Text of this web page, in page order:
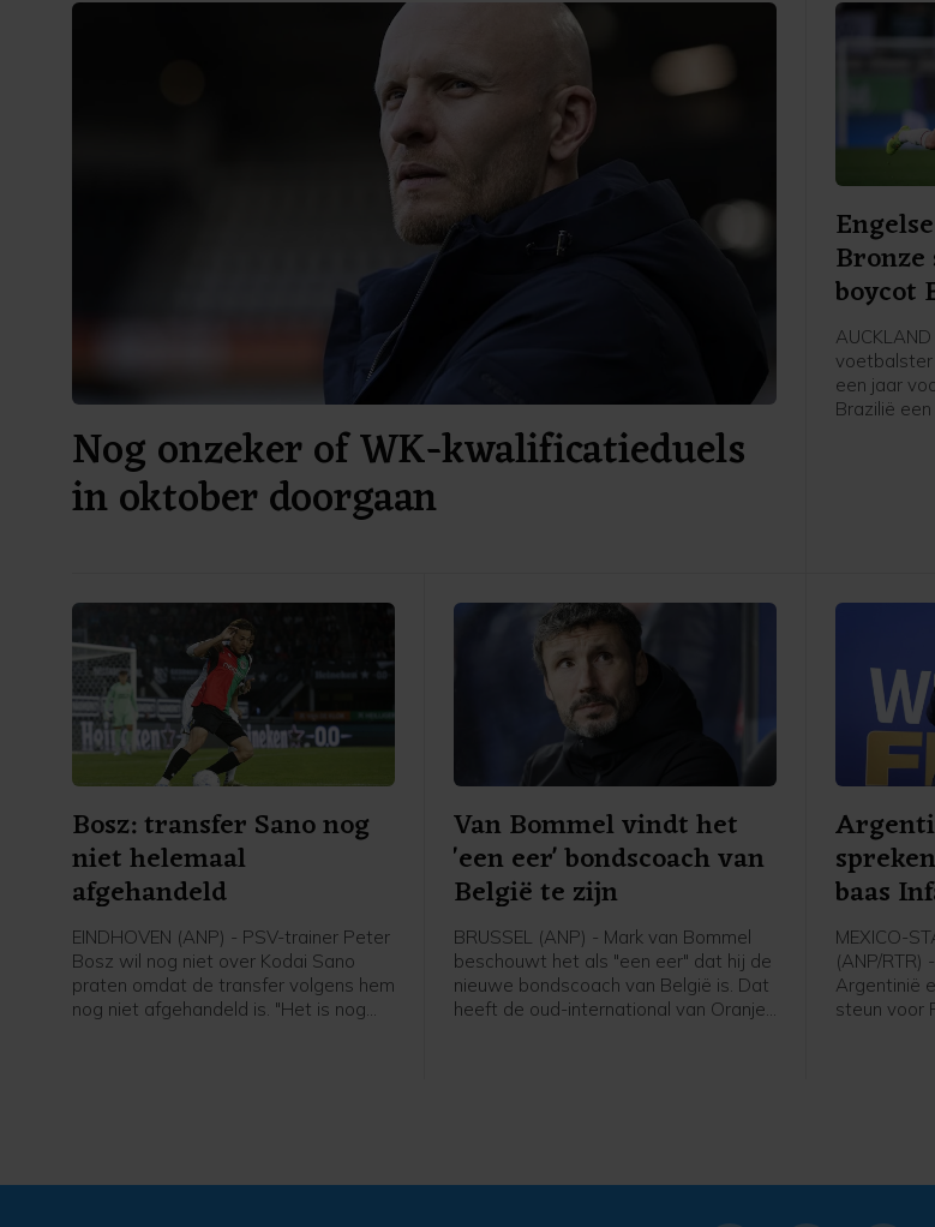
Nog onzeker of WK-kwalificatieduels
in oktober doorgaan
boycot
voetbalster
een jaar
Brazilië
voor onze
we
boycotten,
aldus
oefenduel
Zeeland
Bosz: transfer Sano nog
niet helemaal
afgehandeld
EINDHOVEN (ANP) - PSV-trainer Peter
Bosz wil nog niet over Kodai Sano
praten omdat de transfer volgens hem
nog niet afgehandeld is. "Het is nog
Van Bommel vindt het
'een eer' bondscoach van
België te zijn
BRUSSEL (ANP) - Mark van Bommel
beschouwt het als "een eer" dat hij de
nieuwe bondscoach van België is. Dat
heeft de oud-international van Oranje
baas
MEXICO-
(ANP/
Argentinië
steun voor